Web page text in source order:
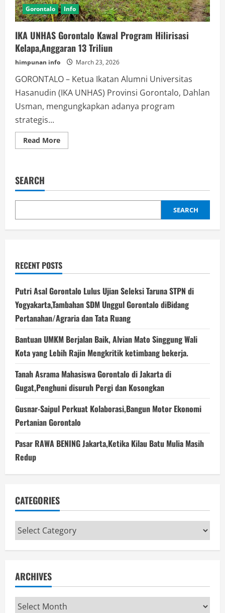
Gorontalo Info
IKA UNHAS Gorontalo Kawal Program Hilirisasi
Kelapa,Anggaran 13 Triliun
himpunan info March 23, 2026
GORONTALO – Ketua Ikatan Alumni Universitas
Hasanudin (IKA UNHAS) Provinsi Gorontalo, Dahlan
Usman, mengungkapkan adanya program
strategis...
Read MoreRead
more
Program
Kelapa,Anggaran
Triliun
SEARCH
SEARCH
RECENT POSTS
Putri Asal Gorontalo Lulus Ujian Seleksi Taruna STPN di
Yogyakarta,Tambahan SDM Unggul Gorontalo diBidang
Pertanahan/Agraria dan Tata Ruang
Bantuan UMKM Berjalan Baik, Alvian Mato Singgung Wali
Kota yang Lebih Rajin Mengkritik ketimbang bekerja.
Tanah Asrama Mahasiswa Gorontalo di Jakarta di
Gugat,Penghuni disuruh Pergi dan Kosongkan
Gusnar-Saipul Perkuat Kolaborasi,Bangun Motor Ekonomi
Pertanian Gorontalo
Pasar RAWA BENING Jakarta,Ketika Kilau Batu Mulia Masih
Redup
CATEGORIES
Categories
ARCHIVES
Archives